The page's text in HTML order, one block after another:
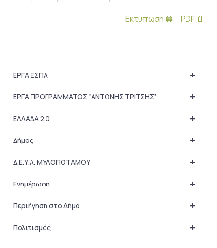
Εκτύπωση 🖨
PDF 📄
+
ΕΡΓΑ ΕΣΠΑ
+
ΕΡΓΑ ΠΡΟΓΡΑΜΜΑΤΟΣ “ΑΝΤΩΝΗΣ ΤΡΙΤΣΗΣ”
+
ΕΛΛΑΔΑ 2.0
+
Δήμος
+
Δ.Ε.Υ.Α. ΜΥΛΟΠΟΤΑΜΟΥ
+
Ενημέρωση
+
Περιήγηση στο Δήμο
+
Πολιτισμός